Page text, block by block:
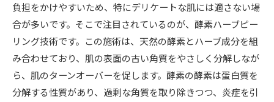
負担をかけやすいため、特にデリケートな肌には適さない場
合が多いです。そこで注目されているのが、酵素ハーブピー
リング技術です。この施術は、天然の酵素とハーブ成分を組
み合わせており、肌の表面の古い角質をやさしく分解しなが
ら、肌のターンオーバーを促します。酵素の酵素は蛋白質を
分解する性質があり、過剰な角質を取り除きつつ、炎症を引